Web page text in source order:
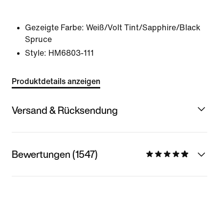
Gezeigte Farbe: Weiß/Volt Tint/Sapphire/Black
Spruce
Style: HM6803-111
Produktdetails anzeigen
Versand & Rücksendung
Bewertungen (1547)